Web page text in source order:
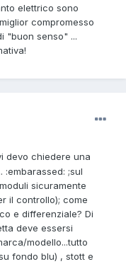
elettrico sono
compromesso
"buon senso" ...
devo chiedere una
;sul
sicuramente
il controllo); come
e differenziale? Di
deve essersi
modello...tutto
fondo blu) , stott e